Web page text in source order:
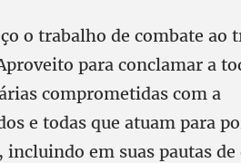
o trabalho de combate ao
para conclamar a
comprometidas com a
e todas que atuam para
em suas pautas de